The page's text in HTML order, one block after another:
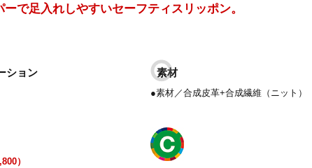
で足入れしやすいセーフティスリッポン。
ション 素材
●素材／合成皮革+合成繊維（ニット）
）